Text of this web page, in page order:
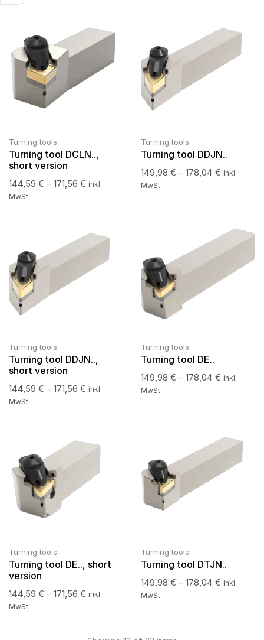
Turning tools
Turning tool DCLN..,
short version
144,59 € – 171,56 € inkl.
MwSt.
Turning tools
Turning tool DDJN..
149,98 € – 178,04 € inkl.
MwSt.
Turning tools
Turning tool DDJN..,
short version
144,59 € – 171,56 € inkl.
MwSt.
Turning tools
Turning tool DE..
149,98 € – 178,04 € inkl.
MwSt.
Turning tools
Turning tool DE.., short
version
144,59 € – 171,56 € inkl.
MwSt.
Turning tools
Turning tool DTJN..
149,98 € – 178,04 € inkl.
MwSt.